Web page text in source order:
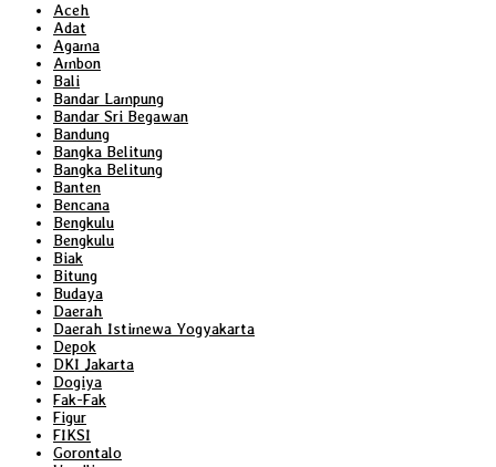
Aceh
Adat
Agama
Ambon
Bali
Bandar Lampung
Bandar Sri Begawan
Bandung
Bangka Belitung
Bangka Belitung
Banten
Bencana
Bengkulu
Bengkulu
Biak
Bitung
Budaya
Daerah
Daerah Istimewa Yogyakarta
Depok
DKI Jakarta
Dogiya
Fak-Fak
Figur
FIKSI
Gorontalo